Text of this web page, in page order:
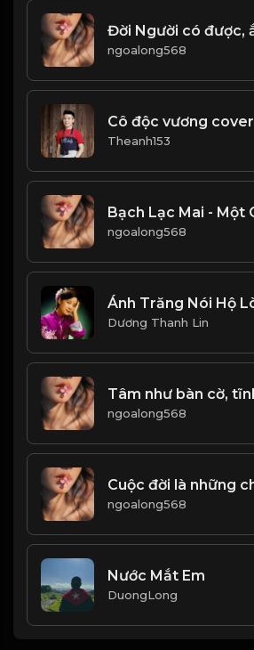
ngoalong568
Cô độc vương cover
Theanh153
ngoalong568
Dương Thanh Lin
ngoalong568
ngoalong568
Nước Mắt Em
DuongLong